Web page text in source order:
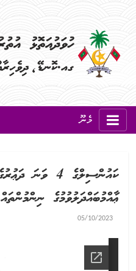
މެނޫ
ޢާއްމުބައްދަލުވުމުގެ ނިންމުންތައް
05/10/2023